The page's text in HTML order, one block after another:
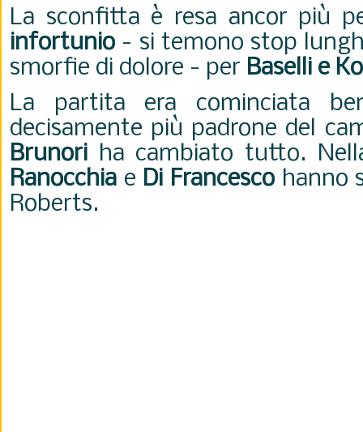
La sconfitta è resa ancor più
infortunio- si temono stop
smorfie di dolore - per Baselli e
La partita era cominciata
decisamente più padrone del
Brunori ha cambiato tutto.
Ranocchia e Di Francescohanno
Roberts.